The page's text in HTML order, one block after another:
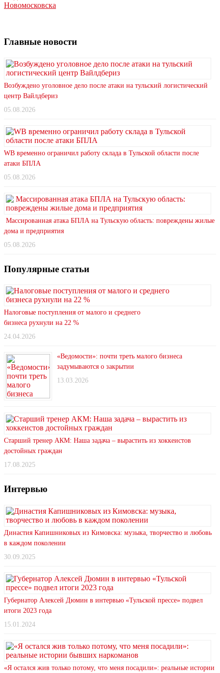
Новомосковска
Главные новости
Возбуждено уголовное дело после атаки на тульский логистический
центр Вайлдбериз
05.08.2026
WB временно ограничил работу склада в Тульской области после
атаки БПЛА
05.08.2026
Массированная атака БПЛА на Тульскую область: повреждены жилые
дома и предприятия
05.08.2026
Популярные статьи
Налоговые поступления от малого и среднего
бизнеса рухнули на 22 %
24.04.2026
«Ведомости»: почти треть малого бизнеса
задумываются о закрытии
13.03.2026
Старший тренер АКМ: Наша задача – вырастить из хоккеистов
достойных граждан
17.08.2025
Интервью
Династия Капишниковых из Кимовска: музыка, творчество и любовь
в каждом поколении
30.09.2025
Губернатор Алексей Дюмин в интервью «Тульской прессе» подвел
итоги 2023 года
15.01.2024
«Я остался жив только потому, что меня посадили»: реальные истории